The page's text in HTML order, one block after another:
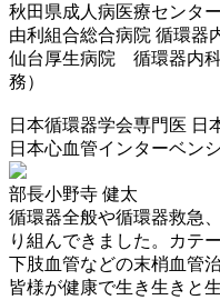
秋田県成人病医療センタ
由利組合総合病院 循環器
仙台厚生病院 循環器内
務）
日本循環器学会専門医 日
日本心血管インターベン
部長小野寺 健太
循環器全般や循環器救急
り組んできました。カテ
下肢血管などの末梢血管
皆様が健康で生き生きと